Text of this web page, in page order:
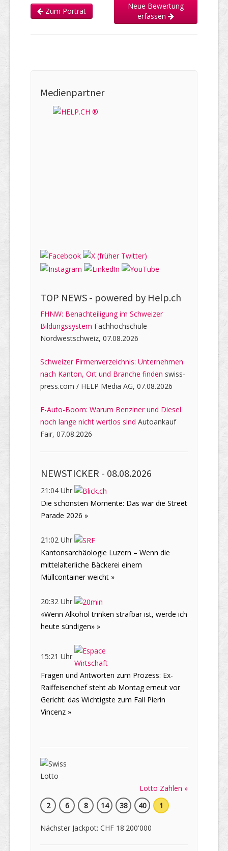
Zum Porträt
Neue Bewertung
erfassen
Medienpartner
TOP NEWS - powered by Help.ch
FHNW: Benachteiligung im Schweizer
Bildungssystem Fachhochschule
Nordwestschweiz, 07.08.2026
Schweizer Firmenverzeichnis: Unternehmen
nach Kanton, Ort und Branche finden swiss-
press.com / HELP Media AG, 07.08.2026
E-Auto-Boom: Warum Benziner und Diesel
noch lange nicht wertlos sind Autoankauf
Fair, 07.08.2026
NEWSTICKER - 08.08.2026
21:04 Uhr
Die schönsten Momente: Das war die Street
Parade 2026 »
21:02 Uhr
Kantonsarchäologie Luzern – Wenn die
mittelalterliche Bäckerei einem
Müllcontainer weicht »
20:32 Uhr
«Wenn Alkohol trinken strafbar ist, werde ich
heute sündigen» »
15:21 Uhr
Fragen und Antworten zum Prozess: Ex-
Raiffeisenchef steht ab Montag erneut vor
Gericht: das Wichtigste zum Fall Pierin
Vincenz »
Lotto Zahlen »
2
6 8 14 38 40 1
Nächster Jackpot: CHF 18'200'000